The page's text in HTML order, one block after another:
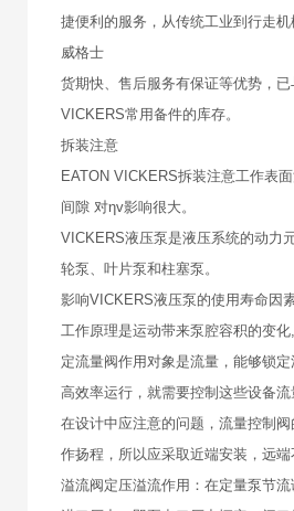
捷便利的服务，从传统工业到行走
威格士
货期快、售后服务有保证等优势，
VICKERS常用备件的库存。
拆装注意
EATON VICKERS拆装注意工作表
间隙 对ηv影响很大。
VICKERS液压泵是液压系统的动力
轮泵、叶片泵和柱塞泵。
影响VICKERS液压泵的使用寿命因
工作原理是运动带来泵腔容积的变
定流量阀作用对象是流量，能够锁
高效率运行，就需要控制这些设备
在设计中应注意的问题，流量控制
作扬程，所以应采取近端安装，远
溢流阀定压溢流作用：在定量泵节